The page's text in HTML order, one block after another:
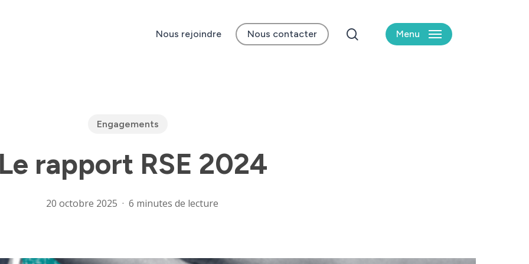
Nous rejoindre Nous contacter search Menu
Engagements
Le rapport RSE 2024
20 octobre 2025 6 minutes de lecture